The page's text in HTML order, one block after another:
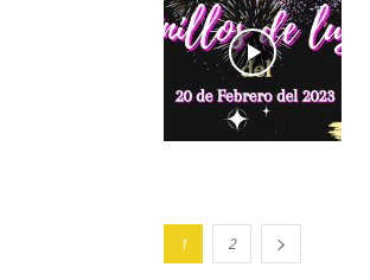
1 2